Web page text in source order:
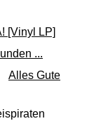
[Vinyl LP]
...
Alles Gute